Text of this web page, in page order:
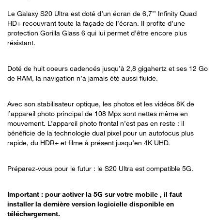
Le Galaxy S20 Ultra est doté d’un écran de 6,7’’ Infinity Quad
HD+ recouvrant toute la façade de l’écran. Il profite d’une
protection Gorilla Glass 6 qui lui permet d’être encore plus
résistant.
Doté de huit coeurs cadencés jusqu’à 2,8 gigahertz et ses 12 Go
de RAM, la navigation n’a jamais été aussi fluide.
Avec son stabilisateur optique, les photos et les vidéos 8K de
l’appareil photo principal de 108 Mpx sont nettes même en
mouvement. L’appareil photo frontal n’est pas en reste : il
bénéficie de la technologie dual pixel pour un autofocus plus
rapide, du HDR+ et filme à présent jusqu’en 4K UHD.
Préparez-vous pour le futur : le S20 Ultra est compatible 5G.
Important : pour activer la 5G sur votre mobile , il faut
installer la dernière version logicielle disponible en
téléchargement.